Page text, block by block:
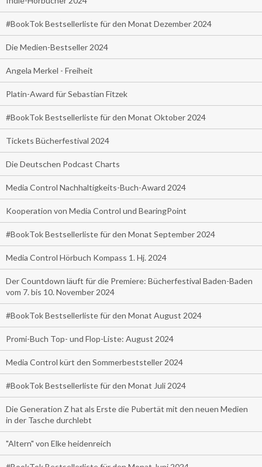
#BookTok Bestsellerliste für den Monat Dezember 2024
Die Medien-Bestseller 2024
Angela Merkel - Freiheit
Platin-Award für Sebastian Fitzek
#BookTok Bestsellerliste für den Monat Oktober 2024
Tickets Bücherfestival 2024
Die Deutschen Podcast Charts
Media Control Nachhaltigkeits-Buch-Award 2024
Kooperation von Media Control und BearingPoint
#BookTok Bestsellerliste für den Monat September 2024
Media Control Hörbuch Kompass 1. Hj. 2024
Der Countdown läuft für die Premiere: Bücherfestival Baden-Baden
vom 7. bis 10. November 2024
#BookTok Bestsellerliste für den Monat August 2024
Promi-Buch Top- und Flop-Liste: August 2024
Media Control kürt den Sommerbeststeller 2024
#BookTok Bestsellerliste für den Monat Juli 2024
Die Generation Z hat als Erste die Pubertät mit den neuen Medien
in der Tasche durchlebt
"Altern" von Elke heidenreich